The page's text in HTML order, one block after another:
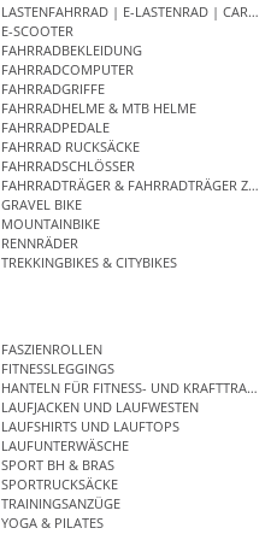
LASTENFAHRRAD | E-LASTENRAD |
E-SCOOTER
FAHRRADBEKLEIDUNG
FAHRRADCOMPUTER
FAHRRADGRIFFE
FAHRRADHELME & MTB HELME
FAHRRADPEDALE
FAHRRAD RUCKSÄCKE
FAHRRADSCHLÖSSER
FAHRRADTRÄGER & FAHRRADTRÄGER
GRAVEL BIKE
MOUNTAINBIKE
RENNRÄDER
TREKKINGBIKES & CITYBIKES
FASZIENROLLEN
FITNESSLEGGINGS
HANTELN FÜR FITNESS- UND
LAUFJACKEN UND LAUFWESTEN
LAUFSHIRTS UND LAUFTOPS
LAUFUNTERWÄSCHE
SPORT BH & BRAS
SPORTRUCKSÄCKE
TRAININGSANZÜGE
YOGA & PILATES